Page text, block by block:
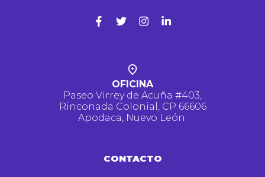
OFICINA
Paseo Virrey de Acuña #403,
Rinconada Colonial, CP 66606
Apodaca, Nuevo León.
CONTACTO